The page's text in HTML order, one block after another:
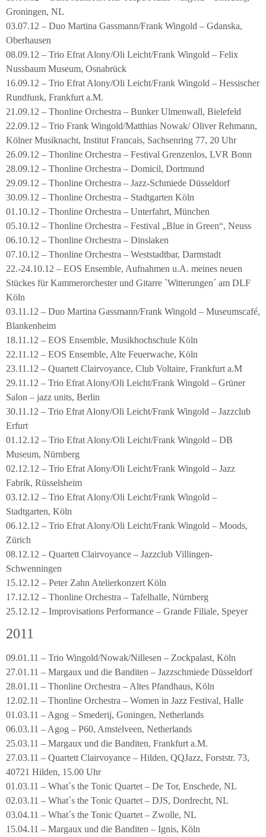
Groningen, NL
03.07.12 – Duo Martina Gassmann/Frank Wingold – Gdanska,
Oberhausen
08.09.12 – Trio Efrat Alony/Oli Leicht/Frank Wingold – Felix
Nussbaum Museum, Osnabrück
16.09.12 – Trio Efrat Alony/Oli Leicht/Frank Wingold – Hessischer
Rundfunk, Frankfurt a.M.
21.09.12 – Thonline Orchestra – Bunker Ulmenwall, Bielefeld
22.09.12 – Trio Frank Wingold/Matthias Nowak/ Oliver Rehmann,
Kölner Musiknacht, Institut Francais, Sachsenring 77, 20 Uhr
26.09.12 – Thonline Orchestra – Festival Grenzenlos, LVR Bonn
28.09.12 – Thonline Orchestra – Domicil, Dortmund
29.09.12 – Thonline Orchestra – Jazz-Schmiede Düsseldorf
30.09.12 – Thonline Orchestra – Stadtgarten Köln
01.10.12 – Thonline Orchestra – Unterfahrt, München
05.10.12 – Thonline Orchestra – Festival „Blue in Green“, Neuss
06.10.12 – Thonline Orchestra – Dinslaken
07.10.12 – Thonline Orchestra – Weststadtbar, Darmstadt
22.-24.10.12 – EOS Ensemble, Aufnahmen u.A. meines neuen
Stückes für Kammerorchester und Gitarre `Witterungen´ am DLF
Köln
03.11.12 – Duo Martina Gassmann/Frank Wingold – Museumscafé,
Blankenheim
18.11.12 – EOS Ensemble, Musikhochschule Köln
22.11.12 – EOS Ensemble, Alte Feuerwache, Köln
23.11.12 – Quartett Clairvoyance, Club Voltaire, Frankfurt a.M
29.11.12 – Trio Efrat Alony/Oli Leicht/Frank Wingold – Grüner
Salon – jazz units, Berlin
30.11.12 – Trio Efrat Alony/Oli Leicht/Frank Wingold – Jazzclub
Erfurt
01.12.12 – Trio Efrat Alony/Oli Leicht/Frank Wingold – DB
Museum, Nürnberg
02.12.12 – Trio Efrat Alony/Oli Leicht/Frank Wingold – Jazz
Fabrik, Rüsselsheim
03.12.12 – Trio Efrat Alony/Oli Leicht/Frank Wingold –
Stadtgarten, Köln
06.12.12 – Trio Efrat Alony/Oli Leicht/Frank Wingold – Moods,
Zürich
08.12.12 – Quartett Clairvoyance – Jazzclub Villingen-
Schwenningen
15.12.12 – Peter Zahn Atelierkonzert Köln
17.12.12 – Thonline Orchestra – Tafelhalle, Nürnberg
25.12.12 – Improvisations Performance – Grande Filiale, Speyer
2011
09.01.11 – Trio Wingold/Nowak/Nillesen – Zockpalast, Köln
27.01.11 – Margaux und die Banditen – Jazzschmiede Düsseldorf
28.01.11 – Thonline Orchestra – Altes Pfandhaus, Köln
12.02.11 – Thonline Orchestra – Women in Jazz Festival, Halle
01.03.11 – Agog – Smederij, Goningen, Netherlands
06.03.11 – Agog – P60, Amstelveen, Netherlands
25.03.11 – Margaux und die Banditen, Frankfurt a.M.
27.03.11 – Quartett Clairvoyance – Hilden, QQJazz, Forststr. 73,
40721 Hilden, 15.00 Uhr
01.03.11 – What´s the Tonic Quartet – De Tor, Enschede, NL
02.03.11 – What´s the Tonic Quartet – DJS, Dordrecht, NL
03.04.11 – What´s the Tonic Quartet – Zwolle, NL
15.04.11 – Margaux und die Banditen – Ignis, Köln